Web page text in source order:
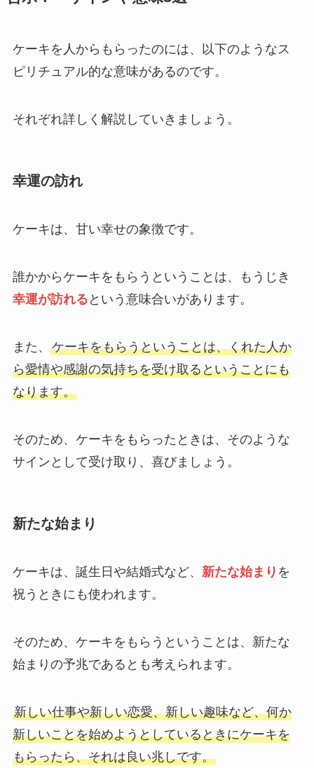
ケーキを人からもらったのには、以下のようなス
ピリチュアル的な意味があるのです。
それぞれ詳しく解説していきましょう。
幸運の訪れ
ケーキは、甘い幸せの象徴です。
誰かからケーキをもらうということは、もうじき
幸運が訪れる という意味合いがあります。
また、 ケーキをもらうということは、くれた人か
ら愛情や感謝の気持ちを受け取るということにも
なります。
そのため、ケーキをもらったときは、そのような
サインとして受け取り、喜びましょう。
新たな始まり
ケーキは、誕生日や結婚式など、 新たな始まり を
祝うときにも使われます。
そのため、ケーキをもらうということは、新たな
始まりの予兆であるとも考えられます。
新しい仕事や新しい恋愛、新しい趣味など、何か
新しいことを始めようとしているときにケーキを
もらったら、それは良い兆しです。